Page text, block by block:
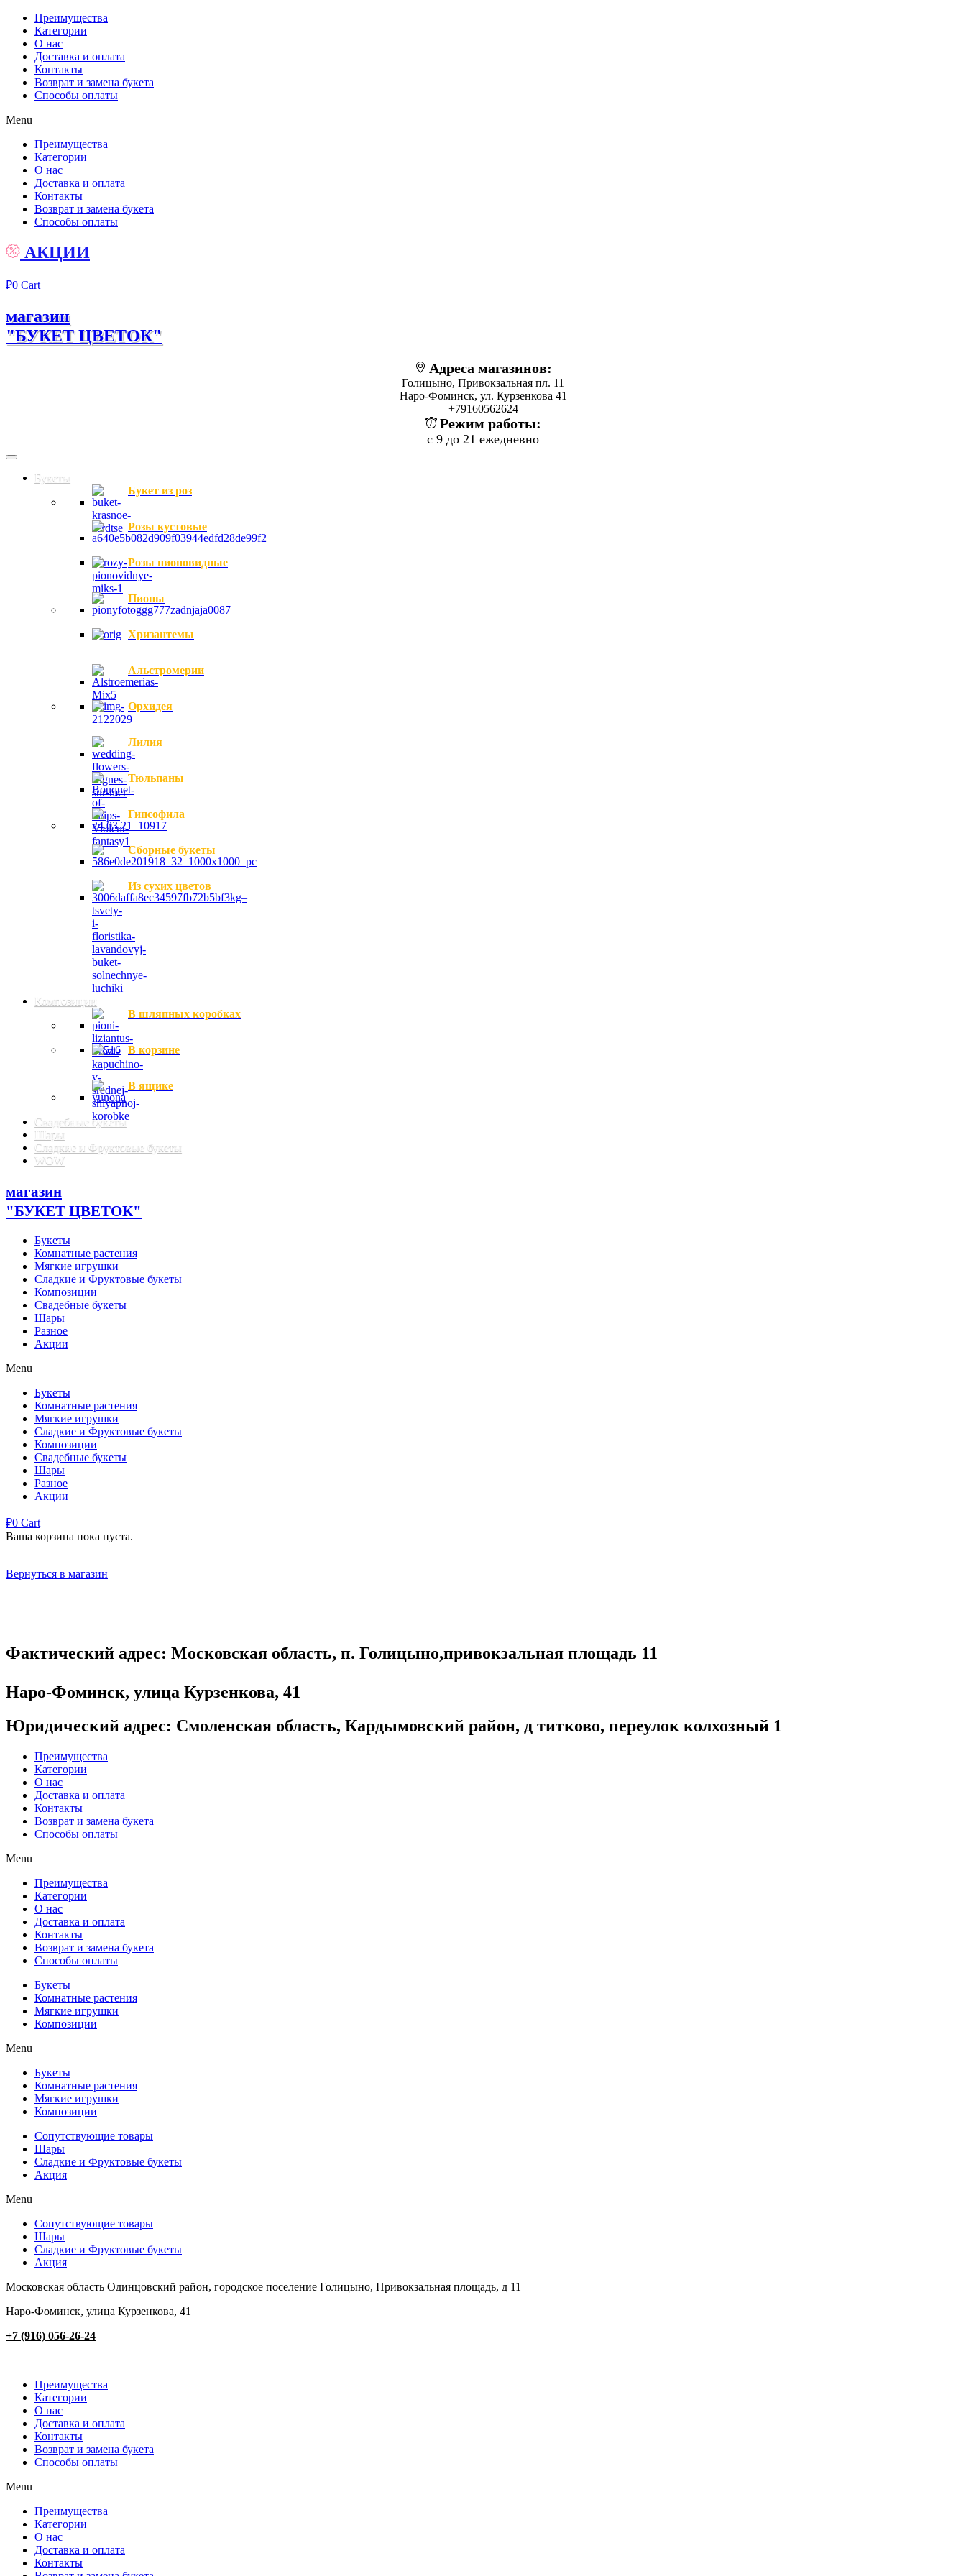
Преимущества
Категории
О нас
Доставка и оплата
Контакты
Возврат и замена букета
Способы оплаты
Menu
Преимущества
Категории
О нас
Доставка и оплата
Контакты
Возврат и замена букета
Способы оплаты
АКЦИИ
₽0 Cart
магазин
"БУКЕТ ЦВЕТОК"
Адреса магазинов:
Голицыно, Привокзальная пл. 11
Наро-Фоминск, ул. Курзенкова 41
+79160562624
Режим работы:
с 9 до 21 ежедневно
Букеты
Букет из роз
Розы кустовые
Розы пионовидные
Пионы
Хризантемы
Альстромерии
Орхидея
Лилия
Тюльпаны
Гипсофила
Сборные букеты
Из сухих цветов
Композиции
В шляпных коробках
В корзине
В ящике
Свадебные букеты
Шары
Сладкие и Фруктовые букеты
WOW
магазин
"БУКЕТ ЦВЕТОК"
Букеты
Комнатные растения
Мягкие игрушки
Сладкие и Фруктовые букеты
Композиции
Свадебные букеты
Шары
Разное
Акции
Menu
Букеты
Комнатные растения
Мягкие игрушки
Сладкие и Фруктовые букеты
Композиции
Свадебные букеты
Шары
Разное
Акции
₽0 Cart
Ваша корзина пока пуста.
Вернуться в магазин
Фактический адрес: Московская область, п. Голицыно,привокзальная площадь 11
Наро-Фоминск, улица Курзенкова, 41
Юридический адрес: Смоленская область, Кардымовский район, д титково, переулок колхозный 1
Преимущества
Категории
О нас
Доставка и оплата
Контакты
Возврат и замена букета
Способы оплаты
Menu
Преимущества
Категории
О нас
Доставка и оплата
Контакты
Возврат и замена букета
Способы оплаты
Букеты
Комнатные растения
Мягкие игрушки
Композиции
Menu
Букеты
Комнатные растения
Мягкие игрушки
Композиции
Сопутствующие товары
Шары
Сладкие и Фруктовые букеты
Акция
Menu
Сопутствующие товары
Шары
Сладкие и Фруктовые букеты
Акция
Московская область Одинцовский район, городское поселение Голицыно, Привокзальная площадь, д 11
Наро-Фоминск, улица Курзенкова, 41
+7 (916) 056-26-24
Преимущества
Категории
О нас
Доставка и оплата
Контакты
Возврат и замена букета
Способы оплаты
Menu
Преимущества
Категории
О нас
Доставка и оплата
Контакты